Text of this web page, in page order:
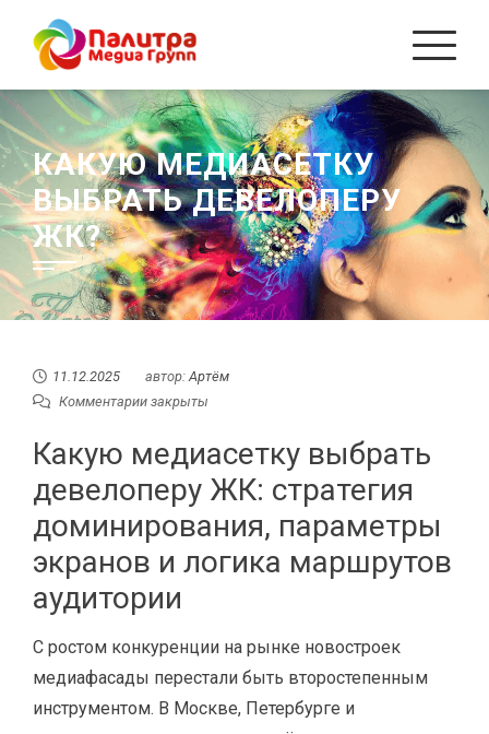
Перейти
содержанию
КАКУЮ МЕДИАСЕТКУ
ВЫБРАТЬ ДЕВЕЛОПЕРУ
ЖК?
11.12.2025 автор:Артём
Комментарии закрыты
Какую медиасетку выбрать
девелоперу ЖК: стратегия
доминирования, параметры
экранов и логика маршрутов
аудитории
С ростом конкуренции на рынке новостроек
медиафасады перестали быть второстепенным
инструментом. В Москве, Петербурге и